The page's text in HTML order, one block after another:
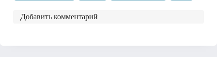
Добавить комментарий